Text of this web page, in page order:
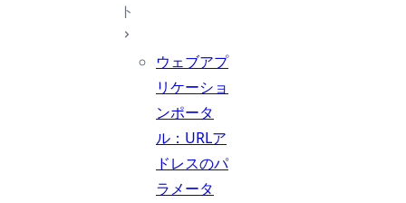
ト
ウェブアプ
リケーショ
ンポータ
ル：URLア
ドレスのパ
ラメータ